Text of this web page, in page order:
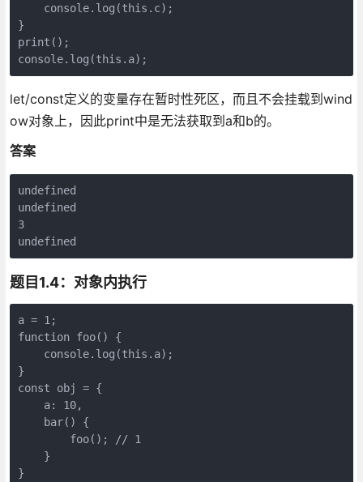
    console.log(this.c);
}
print();
let/const定义的变量存在暂时性死区，而且不会挂载到wind
ow对象上，因此print中是无法获取到a和b的。
答案
undefined
undefined
3
题目1.4：对象内执行
a = 1;
function foo() {
    console.log(this.a);
}
const obj = {
    a: 10,
    bar() {
        foo(); // 1
    }
}